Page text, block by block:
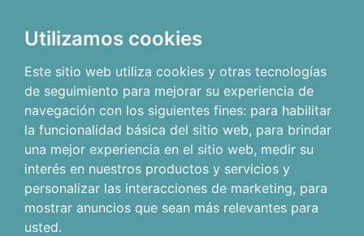
Utilizamos cookies
Este sitio web utiliza cookies y otras tecnologías
de seguimiento para mejorar su experiencia de
navegación con los siguientes fines: para habilitar
la funcionalidad básica del sitio web, para brindar
una mejor experiencia en el sitio web, medir su
interés en nuestros productos y servicios y
personalizar las interacciones de marketing, para
mostrar anuncios que sean más relevantes para
usted.